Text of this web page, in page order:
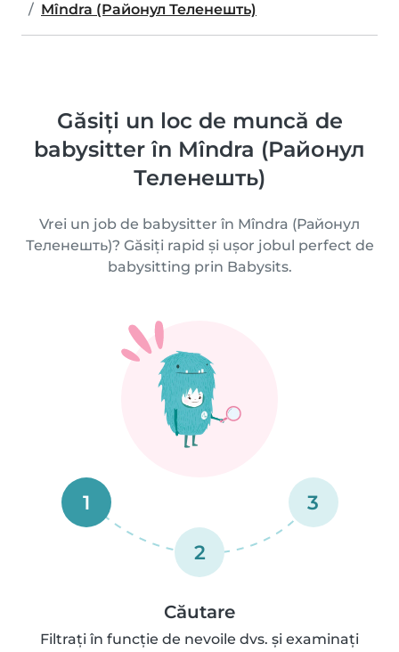
Mîndra (Районул Теленешть)
Găsiți un loc de muncă de
babysitter în Mîndra (Районул
Теленешть)
Vrei un job de babysitter în Mîndra (Районул
Теленешть)? Găsiți rapid și ușor jobul perfect de
babysitting prin Babysits.
1
2
3
Căutare
Filtrați în funcție de nevoile dvs. și examinați